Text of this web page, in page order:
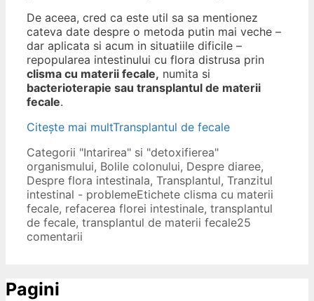
De aceea, cred ca este util sa sa mentionez
cateva date despre o metoda putin mai veche –
dar aplicata si acum in situatiile dificile –
repopularea intestinului cu flora distrusa prin
clisma cu materii fecale, numita si
bacterioterapie sau transplantul de materii
fecale.
Citește mai multTransplantul de fecale
Categorii "Intarirea" si "detoxifierea"
organismului, Bolile colonului, Despre diaree,
Despre flora intestinala, Transplantul, Tranzitul
intestinal - problemeEtichete clisma cu materii
fecale, refacerea florei intestinale, transplantul
de fecale, transplantul de materii fecale25
comentarii
Pagini